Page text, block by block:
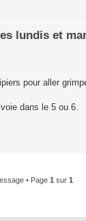
lundis et
pour aller
dans le 5 ou 6.
• Page 1 sur 1